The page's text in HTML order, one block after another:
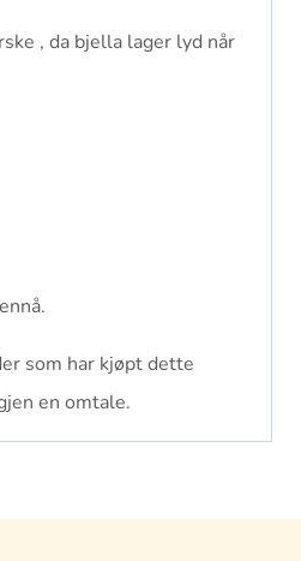
, da bjella lager lyd når
som har kjøpt dette
en omtale.